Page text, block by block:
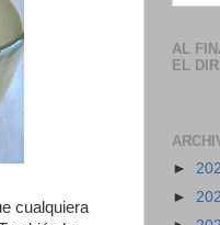
cualquiera
AL
EL
►
►